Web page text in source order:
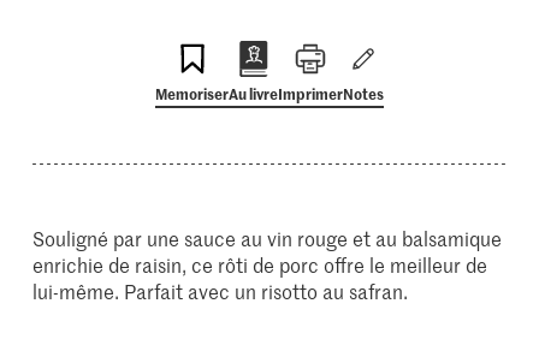
MemoriserAu livreImprimerNotes
Souligné par une sauce au vin rouge et au balsamique
enrichie de raisin, ce rôti de porc offre le meilleur de
lui-même. Parfait avec un risotto au safran.